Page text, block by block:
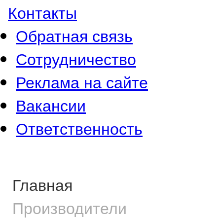
Контакты
Обратная связь
Сотрудничество
Реклама на сайте
Вакансии
Ответственность
Главная
Производители